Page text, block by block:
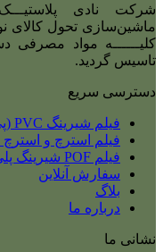
شرکت نادی‌ پلاستیـــک
ماشین‌سازی تحول کالای
کلیــــــه مواد مصرفی
تاسیس گردید.
دسترسی سریع
فیلم شیرینگ PVC (پی وی سی) فیلم شرینک
فیلم استرچ و استرچ
فیلم POF شیرینگ پلی الفین | نایلون شرینک پلی الفین
سفارش آنلاین
بلاگ
درباره ما
نشانی ما